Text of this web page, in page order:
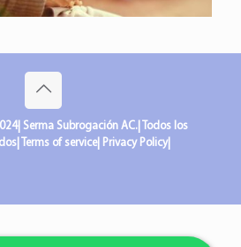
Serma Subrogación AC.| Todos los
Terms of service| Privacy Policy|